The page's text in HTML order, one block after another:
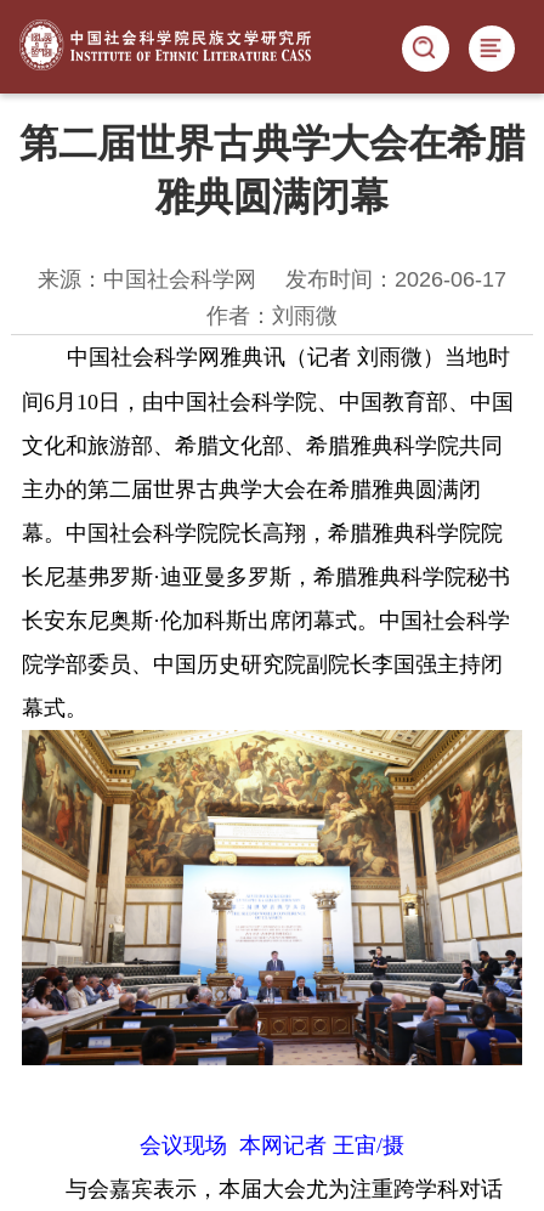
第二届世界古典学大会在希腊
雅典圆满闭幕
来源：中国社会科学网
发布时间：2026-06-17
作者：刘雨微
中国社会科学网雅典讯（记者 刘雨微）当地时
间6月10日，由中国社会科学院、中国教育部、中国
文化和旅游部、希腊文化部、希腊雅典科学院共同
主办的第二届世界古典学大会在希腊雅典圆满闭
幕。中国社会科学院院长高翔，希腊雅典科学院院
长尼基弗罗斯·迪亚曼多罗斯，希腊雅典科学院秘书
长安东尼奥斯·伦加科斯出席闭幕式。中国社会科学
院学部委员、中国历史研究院副院长李国强主持闭
幕式。
会议现场 本网记者 王宙/摄
与会嘉宾表示，本届大会尤为注重跨学科对话